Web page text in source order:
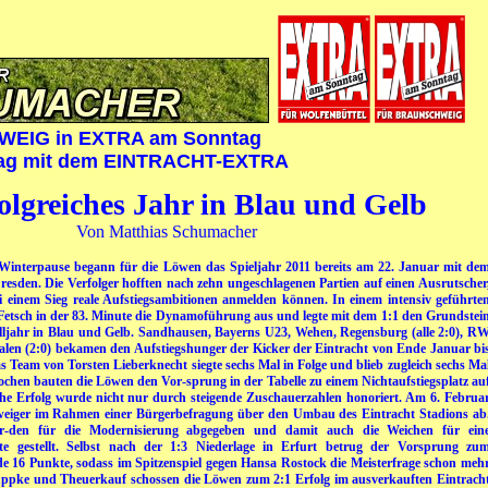
in EXTRA am Sonntag
mit dem EINTRACHT-EXTRA
Jahr in Blau und Gelb
Von Matthias Schumacher
begann für die Löwen das Spieljahr 2011 bereits am 22. Januar mit
Die Verfolger hofften nach zehn ungeschlagenen Partien auf einen
Sieg reale Aufstiegsambitionen anmelden können. In einem intensiv
in der 83. Minute die Dynamoführung aus und legte mit dem 1:1 den
in Blau und Gelb. Sandhausen, Bayerns U23, Wehen, Regensburg (alle 2:0),
(2:0) bekamen den Aufstiegshunger der Kicker der Eintracht von Ende Januar
von Torsten Lieberknecht siegte sechs Mal in Folge und blieb zugleich sechs
bauten die Löwen den Vor-sprung in der Tabelle zu einem Nichtaufstiegsplatz
Erfolg wurde nicht nur durch steigende Zuschauerzahlen honoriert. Am 6.
im Rahmen einer Bürgerbefragung über den Umbau des Eintracht Stadions
für die Modernisierung abgegeben und damit auch die Weichen für
gestellt. Selbst nach der 1:3 Niederlage in Erfurt betrug der Vorsprung
16 Punkte, sodass im Spitzenspiel gegen Hansa Rostock die Meisterfrage schon
und Theuerkauf schossen die Löwen zum 2:1 Erfolg im ausverkauften